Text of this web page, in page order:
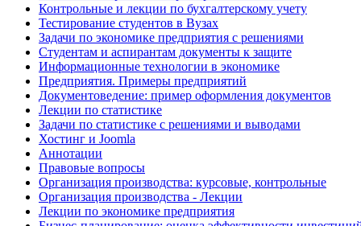
Контрольные и лекции по бухгалтерскому учету
Тестирование студентов в Вузах
Задачи по экономике предприятия с решениями
Студентам и аспирантам документы к защите
Информационные технологии в экономике
Предприятия. Примеры предприятий
Документоведение: пример оформления документов
Лекции по статистике
Задачи по статистике с решениями и выводами
Хостинг и Joomla
Аннотации
Правовые вопросы
Организация производства: курсовые, контрольные
Организация производства - Лекции
Лекции по экономике предприятия